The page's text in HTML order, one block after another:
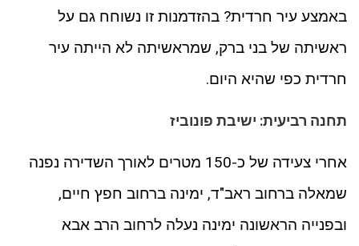
באמצע עיר חרדית? בהזדמנות זו נשוחח גם על
ראשיתה של בני ברק, שמראשיתה לא הייתה עיר
חרדית כפי שהיא היום.
תחנה רביעית: ישיבת פונוביז
אחרי צעידה של כ-150 מטרים לאורך השדירה נפנה
שמאלה ברחוב ראב"ד, ימינה ברחוב חפץ חיים,
ובפנייה הראשונה ימינה נעלה לרחוב הרב אבא